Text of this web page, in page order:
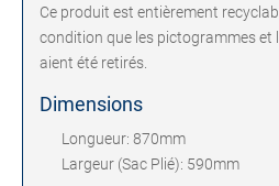
Ce produit est entièrement
condition que les pictogrammes et
aient été retirés.
Dimensions
Longueur: 870mm
Largeur (Sac Plié): 590mm